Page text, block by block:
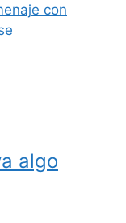
con
algo